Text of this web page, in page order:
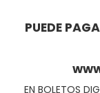
PUEDE
EN BOLETOS